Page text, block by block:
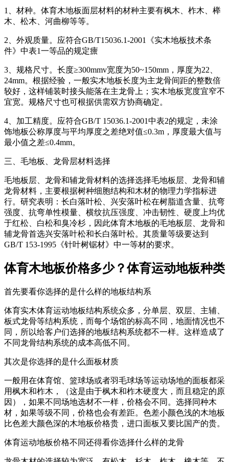
1、材种。体育木地板面层材料的材种主要有枫木、柞木、榉
木、松木、河曲柳等等。
2、外观质量。应符合GB/T15036.1-2001《实木地板技术条
件》中表1一等品的规定癝
3、规格尺寸。长度≥300mmv宽度为50~150mm，厚度为22、
24mm。根据经验，一般实木地板长度为主龙骨间距的整数倍
较好，这样铺装时接头能落在主龙骨上；实木地板宽度宜窄不
宜宽。规格尺寸也可根据供需双方协商确定。
4、加工精度。应符合GB/T 15036.1-2001中表2的规定，未涂
饰地板公称厚度与平均厚度之差绝对值≤0.3m，厚度最大值与
最小值之差≤0.4mm。
三、毛地板、龙骨层材料选择
毛地板层、龙骨和辅龙骨材料的选择选择毛地板层、龙骨和辅
龙骨材料，主要根据树种细胞结构和木材的物理力学指标进
行。研究表明：长白落叶松、兴安落叶松在树脂道含量、抗弯
强度、抗弯单性模量、横纹抗压强度、冲击韧性、硬度上均优
于红松、白松和臭冷杉，因此体育木地板的毛地板层、龙骨和
辅龙骨首选兴安落叶松和长白落叶松。其质量等级要达到
GB/T 153-1995《针叶树锯材》中一等材的要求。
体育木地板价格多少？体育运动地板种类
首先要看你选择的是什么样的地板结构系
体育实木体育运动地板结构系统众多，分单层、双层、主辅、
板式龙骨等结构系统，而每个场馆的标高不同，地面情况也不
同，所以给客户们选择的地板结构系统都不一样。这样造成了
不同龙骨结构系统的成本高低不同。
其次是你选择的是什么面板材质
一般用在体育馆、篮球场或者羽毛球场等运动场地的面板都采
用枫木和柞木，（这是由于枫木和柞木硬度大，而且稳定的原
因），如果不同场地选材不一样，价格会不同。选择同种木
材，如果等级不同，价格也会有差距。色差小颜色浅的木地板
比色差大颜色深的木地板价格贵，进口面板又要比国产的贵。
体育运动地板价格不同还得看你选择什么样的龙骨